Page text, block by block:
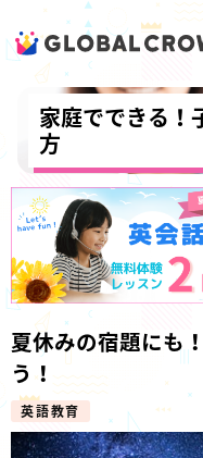
家庭でできる！
方
夏休みの宿題にも
う！
英語教育